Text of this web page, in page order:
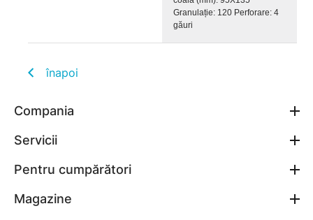
Granulație: 120 Perforare: 4
găuri
înapoi
Compania
Servicii
Pentru cumpărători
Magazine